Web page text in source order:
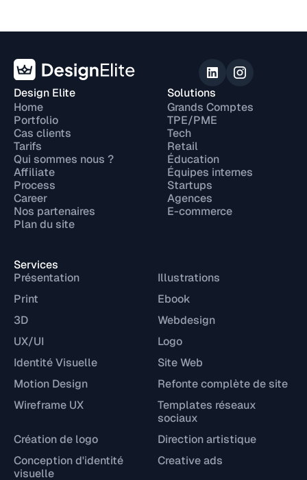
Design Elite
Home
Portfolio
Cas clients
Tarifs
Qui sommes nous ?
Affiliate
Process
Career
Nos partenaires
Plan du site
Services
Présentation
Illustrations
Print
Ebook
3D
Webdesign
UX/UI
Logo
Identité Visuelle
Site Web
Motion Design
Refonte complète de site
Wireframe UX
Templates réseaux
sociaux
Création de logo
Direction artistique
Conception d'identité
visuelle
Creative ads
Solutions
Grands Comptes
TPE/PME
Tech
Retail
Éducation
Équipes internes
Startups
Agences
E-commerce